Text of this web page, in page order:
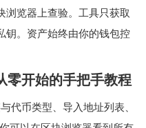
浏览器上查验。工具只获取
钥。资产始终由你的钱包控
零开始的手把手教程
币类型、导入地址列表、